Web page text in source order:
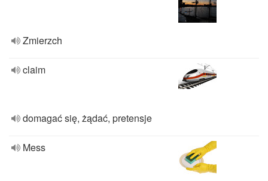
Zmierzch
claim
domagać się, żądać, pretensje
Mess